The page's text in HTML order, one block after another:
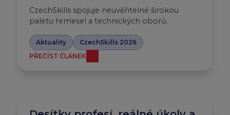
CzechSkills spojuje neuvěřitelně širokou
paletu řemesel a technických oborů.
Aktuality
CzechSkills 2026
PŘEČÍST ČLÁNEK